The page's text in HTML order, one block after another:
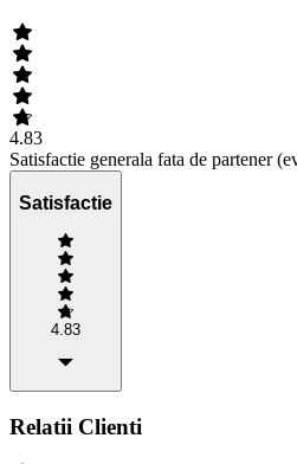
4.83
Satisfactie generala fata de partener
Satisfactie
4.83
Relatii Clienti